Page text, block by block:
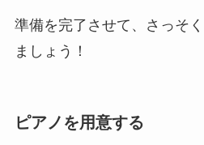
準備を完了させて、さっそ
ましょう！
ピアノを用意する